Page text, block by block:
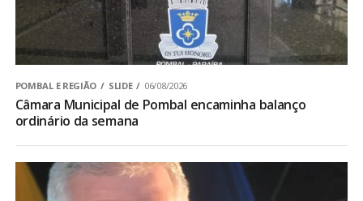
POMBAL E REGIÃO SLIDE 06/08/2026
Câmara Municipal de Pombal encaminha balanço
ordinário da semana